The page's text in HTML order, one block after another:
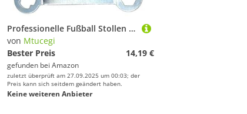
Professionelle Fußball Stollen Stollen Nonslip Metal Stlepe Wetterfestes Metallspitzen Mit Niedrigem Gewicht Fußball Zubehör Leichtfalle Fußballschuhschuh Studs
von Mtucegi
Bester Preis
14,19 €
gefunden bei Amazon
zuletzt überprüft am 27.09.2025 um 00:03; der
Preis kann sich seitdem geändert haben.
Keine weiteren Anbieter